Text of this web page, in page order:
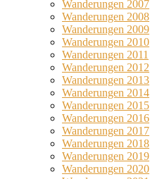
Wanderungen 2007
Wanderungen 2008
Wanderungen 2009
Wanderungen 2010
Wanderungen 2011
Wanderungen 2012
Wanderungen 2013
Wanderungen 2014
Wanderungen 2015
Wanderungen 2016
Wanderungen 2017
Wanderungen 2018
Wanderungen 2019
Wanderungen 2020